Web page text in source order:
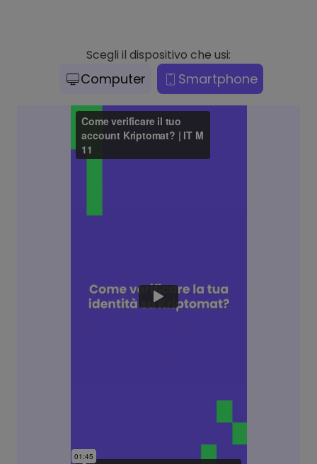
Scegli il dispositivo che usi:
Computer Smartphone